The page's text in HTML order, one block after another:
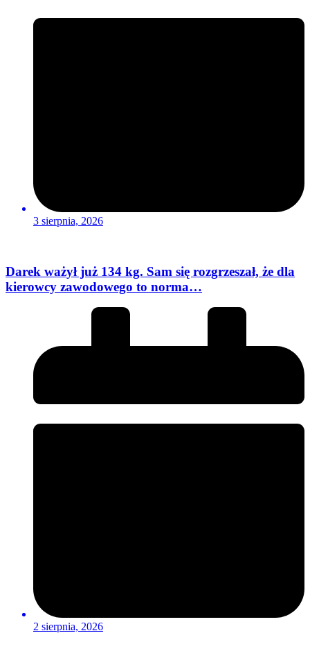
3 sierpnia, 2026
Darek ważył już 134 kg. Sam się rozgrzeszał, że dla
kierowcy zawodowego to norma…
2 sierpnia, 2026